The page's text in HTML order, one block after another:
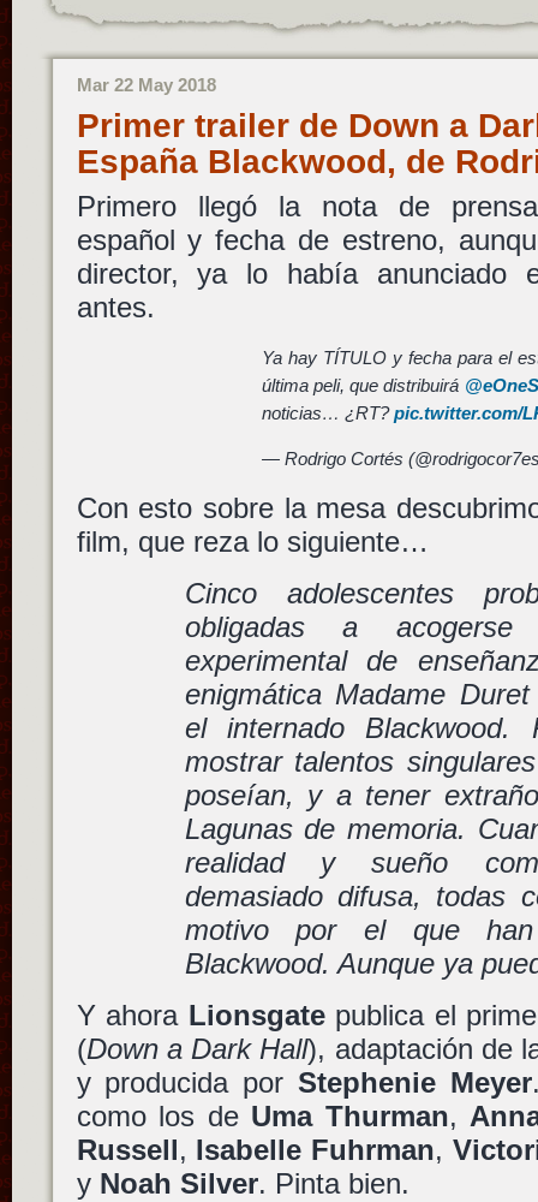
Mar 22 May 2018
Primer trailer de Down a
España Blackwood, de
Primero llegó la nota de
español y fecha de estreno,
director, ya lo había anunciado
antes.
Ya hay TÍTULO y fecha para el
última peli, que distribuirá
noticias… ¿RT?pic.twitter.com/
— Rodrigo Cortés
Con esto sobre la mesa
film, que reza lo siguiente…
Cinco adolescentes
obligadas a
experimental de
enigmática Madame
el internado Blackwood.
mostrar talentos
poseían, y a tener
Lagunas de memoria.
realidad y sueño
demasiado difusa, todas
motivo por el que
Blackwood. Aunque ya
Y ahora Lionsgatepublica el
(Down a Dark Hall), adaptación de
y producida porStephenie Meyer
como los de Uma Thurman,
Russell, Isabelle Fuhrman,
y Noah Silver. Pinta bien.